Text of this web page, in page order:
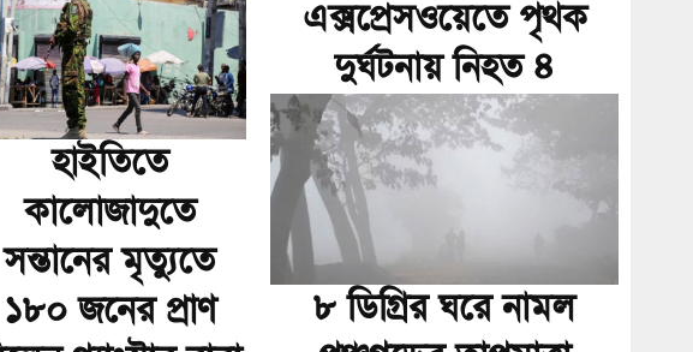
হাইতিতে
কালোজাদুতে
সন্তানের মৃত্যুতে
১৮০ জনের প্রাণ
এক্সপ্রেসওয়েতে পৃথক
দুর্ঘটনায় নিহত ৪
৮ ডিগ্রির ঘরে নামল